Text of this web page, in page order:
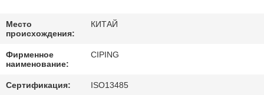
САЙТА
PRIVACY
POLICY
Место
происхождения:
КИТАЙ
Фирменное
наименование:
CIPING
Сертификация: ISO13485